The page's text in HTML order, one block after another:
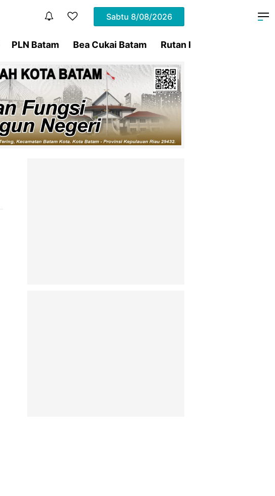
Sabtu 8/08/2026
PLN Batam Bea Cukai Batam Rutan Kelas IIA Batam